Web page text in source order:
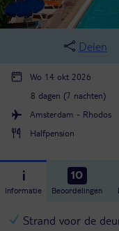
Delen
Wo 14 okt 2026
8 dagen (7 nachten)
Amsterdam - Rhodos
Halfpension
Informatie
10
Beoordelingen
Strand voor de